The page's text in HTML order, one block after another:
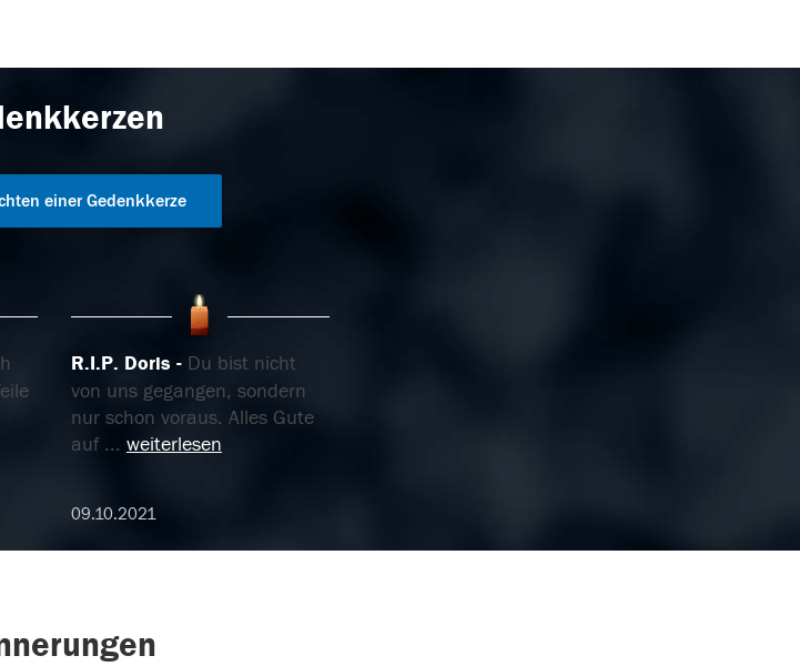
einer Gedenkkerze
R.I.P. Doris
Du bist nicht
von uns gegangen, sondern
nur schon voraus. Alles Gute
auf ... weiterlesen
09.10.2021